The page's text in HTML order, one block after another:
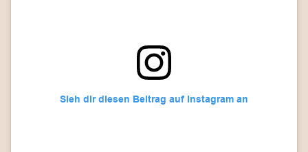
Sieh dir diesen Beitrag auf Instagram an